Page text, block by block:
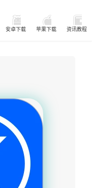
安卓下载 苹果下载 资讯教程